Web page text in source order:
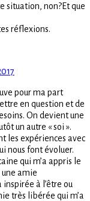
situation, non?Et que
réflexions.
pour ma part
en question et de
On devient une
un autre « soi ».
les expériences avec
nous font évoluer.
qui m’a appris le
amie
à l’être ou
très libérée qui m’a